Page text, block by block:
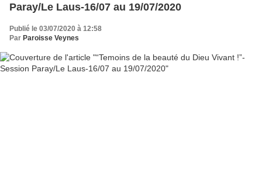
Paray/Le Laus-16/07 au 19/07/2020
Publié le 03/07/2020 à 12:58
Par Paroisse Veynes